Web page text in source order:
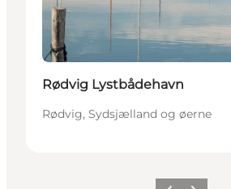
Rødvig Lystbådehavn
Rødvig, Sydsjælland og øerne